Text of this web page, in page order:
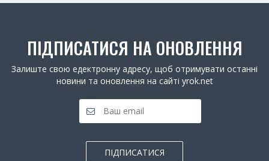
ПІДПИСАТИСЯ НА ОНОВЛЕННЯ
Залиште свою едектронну адресу, щоб отримувати останні
новини та оновлення на сайті yrok.net
ПІДПИСАТИСЯ